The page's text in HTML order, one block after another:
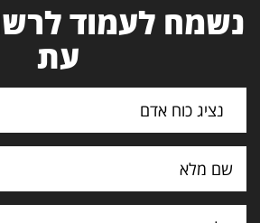
נשמח לעמוד
עת
נציג כוח אדם